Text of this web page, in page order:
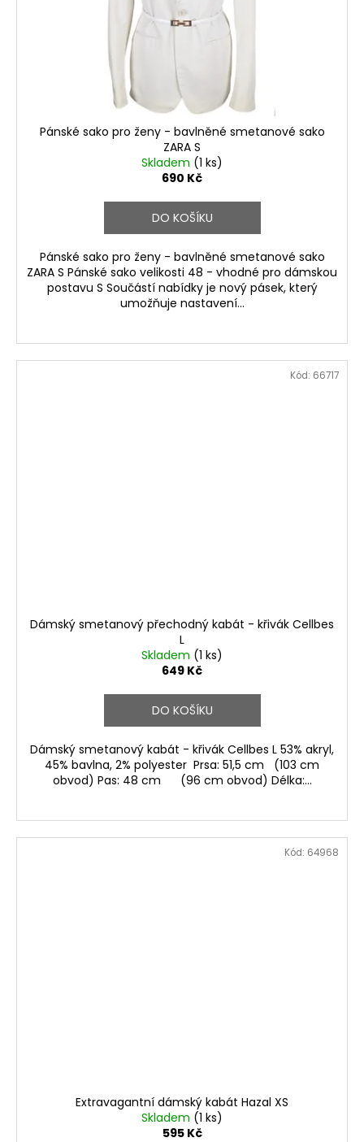
Pánské sako pro ženy - bavlněné smetanové sako
ZARA S
Skladem (1 ks)
690 Kč
DO KOŠÍKU
Pánské sako pro ženy - bavlněné smetanové sako
ZARA S Pánské sako velikosti 48 - vhodné pro dámskou
postavu S Součástí nabídky je nový pásek, který
umožňuje nastavení...
Dámský smetanový přechodný kabát - křivák Cellbes
L
Skladem (1 ks)
649 Kč
DO KOŠÍKU
Dámský smetanový kabát - křivák Cellbes L 53% akryl,
45% bavlna, 2% polyester Prsa: 51,5 cm (103 cm
obvod) Pas: 48 cm (96 cm obvod) Délka:...
Kód: 66717
Extravagantní dámský kabát Hazal XS
Skladem (1 ks)
595 Kč
Kód: 64968